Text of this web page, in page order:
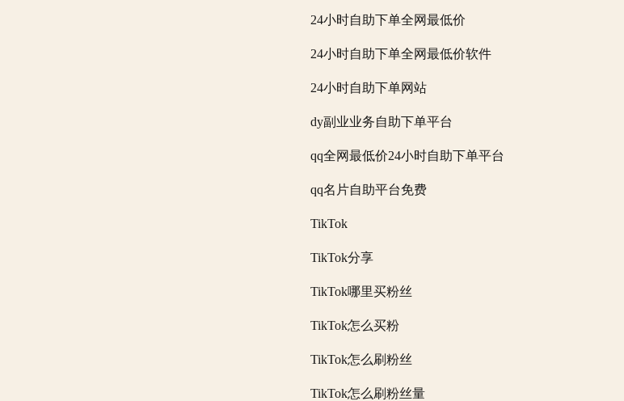
24小时自助下单全网最低价
24小时自助下单全网最低价软件
24小时自助下单网站
dy副业业务自助下单平台
qq全网最低价24小时自助下单平台
qq名片自助平台免费
TikTok
TikTok分享
TikTok哪里买粉丝
TikTok怎么买粉
TikTok怎么刷粉丝
TikTok怎么刷粉丝量